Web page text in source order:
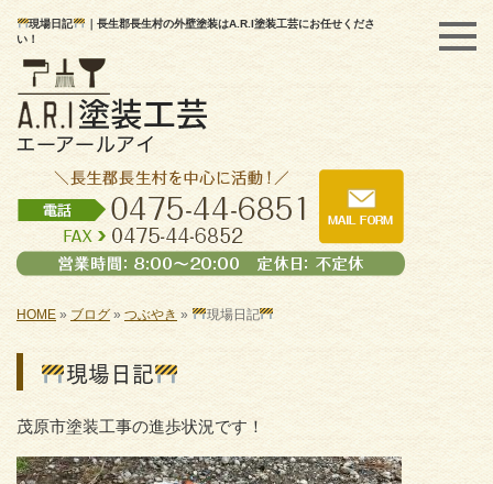
現場日記
｜長生郡長生村の外壁塗装はA.R.I塗装工芸にお任せくださ
い！
HOME » ブログ» つぶやき » 現場日記
現場日記
茂原市塗装工事の進歩状況です！